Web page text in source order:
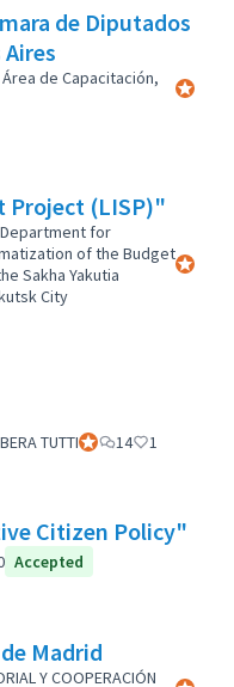
de Diputados
de Capacitación,
Project (LISP)"
for
of the Budget
Sakha Yakutia
City
TUTTIParticipant officiel
14 1
Citizen Policy"
officiel
Accepted
Madrid
Y COOPERACIÓN